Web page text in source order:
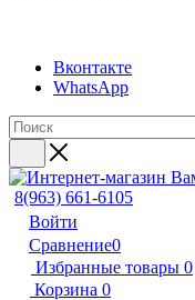
Вконтакте
WhatsApp
8(963) 661-6105
Войти
Сравнение0
Избранные товары 0
Корзина 0